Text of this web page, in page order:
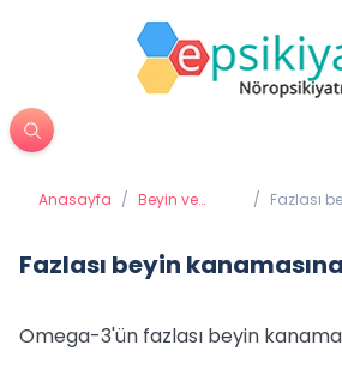
Anasayfa / Beyin ve
/ Fazlası
Fazlası beyin
Omega-3'ün fazlası beyin